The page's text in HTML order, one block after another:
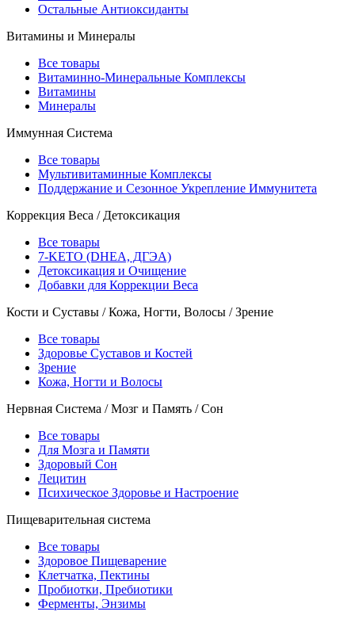
Остальные Антиоксиданты
Витамины и Минералы
Все товары
Витаминно-Минеральные Комплексы
Витамины
Минералы
Иммунная Система
Все товары
Мультивитаминные Комплексы
Поддержание и Сезонное Укрепление Иммунитета
Коррекция Веса / Детоксикация
Все товары
7-KETO (DHEA, ДГЭА)
Детоксикация и Очищение
Добавки для Коррекции Веса
Кости и Суставы / Кожа, Ногти, Волосы / Зрение
Все товары
Здоровье Суставов и Костей
Зрение
Кожа, Ногти и Волосы
Нервная Система / Мозг и Память / Сон
Все товары
Для Мозга и Памяти
Здоровый Сон
Лецитин
Психическое Здоровье и Настроение
Пищеварительная система
Все товары
Здоровое Пищеварение
Клетчатка, Пектины
Пробиотки, Пребиотики
Ферменты, Энзимы